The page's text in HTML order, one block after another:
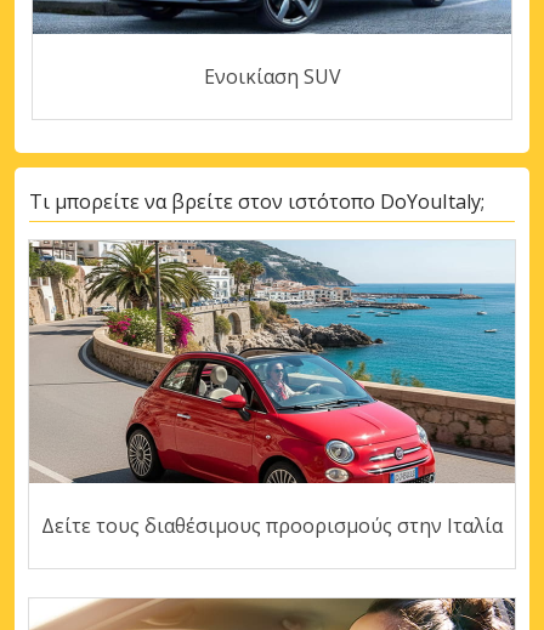
Ενοικίαση SUV
Τι μπορείτε να βρείτε στον ιστότοπο DoYouItaly;
Δείτε τους διαθέσιμους προορισμούς στην Ιταλία